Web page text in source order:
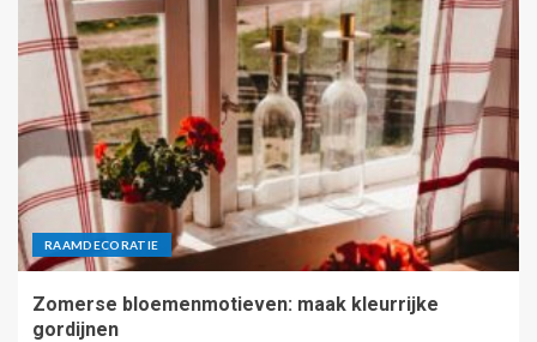
5
High-tech ventilatie en
warmteterugwinning: de
toekomst van binnenklimaat
1
Glamping in eigen tuin: luxe
kamperen thuis
RAAMDECORATIE
Zomerse bloemenmotieven: maak kleurrijke
gordijnen